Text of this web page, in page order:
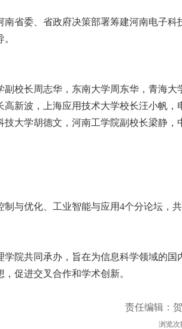
省委、省政府决策部署筹建河南电子科
。
校长周志华，东南大学周东华，青海大
新波，上海应用技术大学校长汪小帆，
大学胡德文，河南工学院副校长梁静，
与优化、工业智能与应用4个分论坛，
院共同承办，旨在为信息科学领域的国
促进交叉合作和学术创新。
责任编辑：
浏览次